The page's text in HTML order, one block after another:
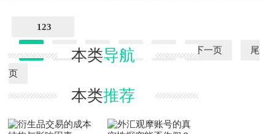
的人民币。本..
123
3 4 下一页 尾
页
本类导航
本类推荐